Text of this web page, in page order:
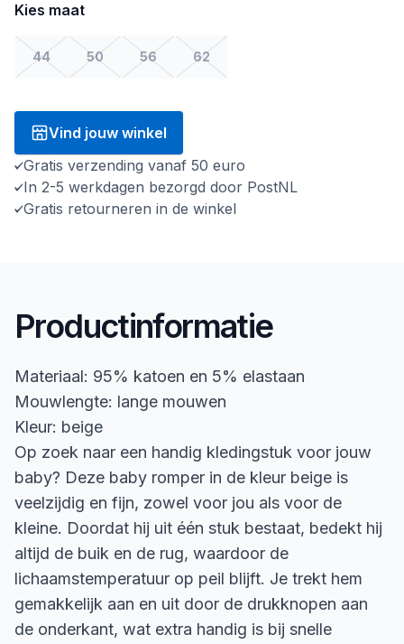
Kies maat
44 50 56 62
Vind jouw winkel
Gratis verzending vanaf 50 euro
In 2-5 werkdagen bezorgd door PostNL
Gratis retourneren in de winkel
Productinformatie
Materiaal: 95% katoen en 5% elastaan
Mouwlengte: lange mouwen
Kleur: beige
Op zoek naar een handig kledingstuk voor jouw
baby? Deze baby romper in de kleur beige is
veelzijdig en fijn, zowel voor jou als voor de
kleine. Doordat hij uit één stuk bestaat, bedekt hij
altijd de buik en de rug, waardoor de
lichaamstemperatuur op peil blijft. Je trekt hem
gemakkelijk aan en uit door de drukknopen aan
de onderkant, wat extra handig is bij snelle